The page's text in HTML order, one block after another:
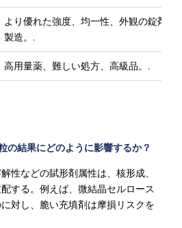
より優れた強度、均一性、外観の錠剤を
製造。.
高用量薬、難しい処方、高級品。.
の結果にどのように影響するか？
性などの賦形剤属性は、核形成、
する。例えば、微結晶セルロース
対し、脆い充填剤は摩損リスクを